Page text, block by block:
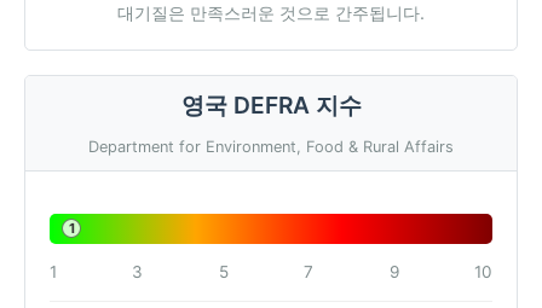
대기질은 만족스러운 것으로 간주됩니다.
영국 DEFRA 지수
Department for Environment, Food & Rural Affairs
1
1 3 5 7 9 10